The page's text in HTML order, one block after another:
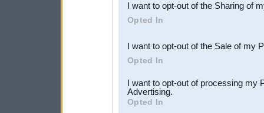
Downstream Participants
third parties.
I want to opt-out of the Sharing of
Opted In
I want to opt-out of the Sale of my
Opted In
I want to opt-out of processing my
Advertising.
Opted In